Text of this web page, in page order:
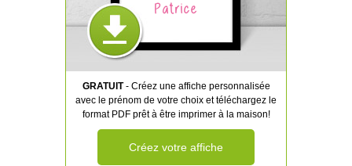
Patrice
GRATUIT- Créez une affiche personnalisée
avec le prénom de votre choix et téléchargez le
format PDF prêt à être imprimer à la maison!
Créez votre affiche